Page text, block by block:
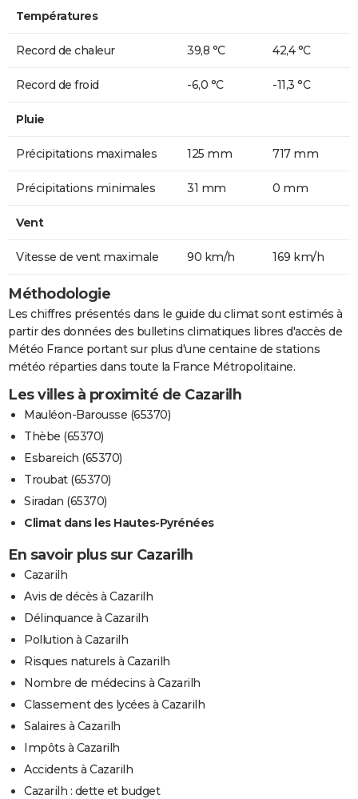
Températures
Record de chaleur 39,8 °C 42,4 °C
Record de froid -6,0 °C -11,3 °C
Pluie
Précipitations maximales 125 mm 717 mm
Précipitations minimales 31 mm 0 mm
Vent
Vitesse de vent maximale 90 km/h 169 km/h
Méthodologie
Les chiffres présentés dans le guide du climat sont estimés à
partir des données des bulletins climatiques libres d'accès de
Météo France portant sur plus d'une centaine de stations
météo réparties dans toute la France Métropolitaine.
Les villes à proximité de Cazarilh
Mauléon-Barousse (65370)
Thèbe (65370)
Esbareich (65370)
Troubat (65370)
Siradan (65370)
Climat dans les Hautes-Pyrénées
En savoir plus sur Cazarilh
Cazarilh
Avis de décès à Cazarilh
Délinquance à Cazarilh
Pollution à Cazarilh
Risques naturels à Cazarilh
Nombre de médecins à Cazarilh
Classement des lycées à Cazarilh
Salaires à Cazarilh
Impôts à Cazarilh
Accidents à Cazarilh
Cazarilh : dette et budget